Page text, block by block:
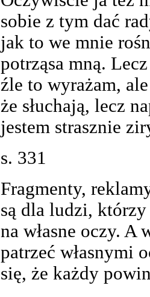
sobie z tym dać
jak to we mnie
potrząsa mną.
źle to wyrażam,
że słuchają, lecz
jestem strasznie
s. 331
Fragmenty,
są dla ludzi,
na własne oczy.
patrzeć własnymi
się, że każdy